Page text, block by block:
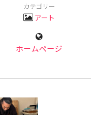
カテゴリー
アート
ホームページ